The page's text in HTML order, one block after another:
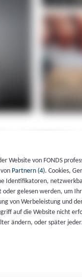
Website von FONDS
Partnern (4). Cookies,
Identifikatoren,
gelesen werden, um
von Werbeleistung und
auf die Website nicht
ändern, oder später